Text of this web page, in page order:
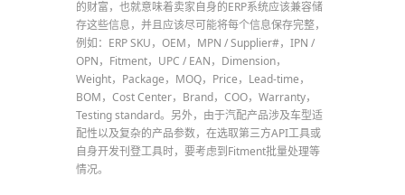
的财富，也就意味着卖家自身的ERP系统应该兼容储
存这些信息，并且应该尽可能将每个信息保存完整，
例如：ERP SKU，OEM，MPN / Supplier#，IPN /
OPN，Fitment，UPC / EAN，Dimension，
Weight，Package，MOQ，Price，Lead-time，
BOM，Cost Center，Brand，COO，Warranty，
Testing standard。另外，由于汽配产品涉及车型适
配性以及复杂的产品参数，在选取第三方API工具或
自身开发刊登工具时，要考虑到Fitment批量处理等
情况。